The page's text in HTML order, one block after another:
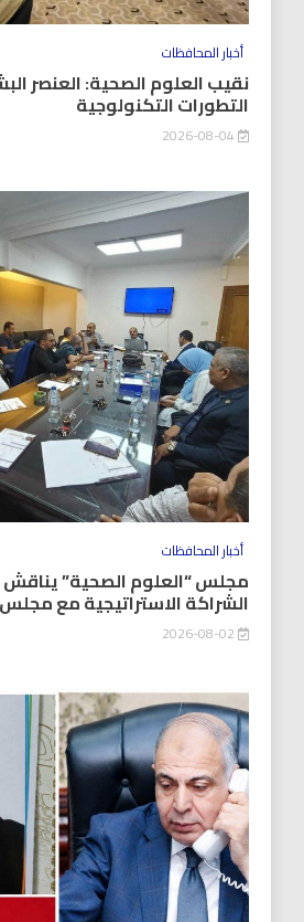
أخبار المحافظات
نقيب العلوم الصحية: العنصر
التطورات التكنولوجية
أخبار المحافظات
مجلس “العلوم الصحية” يناقش
الشراكة الاستراتيجية مع